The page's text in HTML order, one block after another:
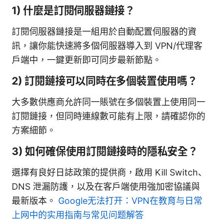
1) 什麼是訂閱伺服器鏈接？
訂閱伺服器鏈接是一組用於自動配置伺服器的資
訊，讓你能快速將多個伺服器導入到 VPN/代理客
戶端中，一鍵更新即可同步最新節點。
2) 訂閱鏈接可以同時在多個裝置使用嗎？
大多數供應商允許同一賬號在多個裝置上使用同一
訂閱鏈接，但同時連線數可能有上限，請確認你的
方案細節。
3) 如何確保使用訂閱鏈接時的隱私安全？
選擇有良好日誌政策的提供商，啟用 Kill Switch、
DNS 泄漏防護，以及在客戶端使用強加密協議與
最新版本。 Google无法打开：VPN在教育与日常
上网中的实用指南与常见问题解答